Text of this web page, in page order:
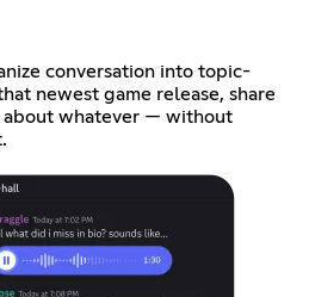
conversation into topic-
newest game release, share
about whatever — without